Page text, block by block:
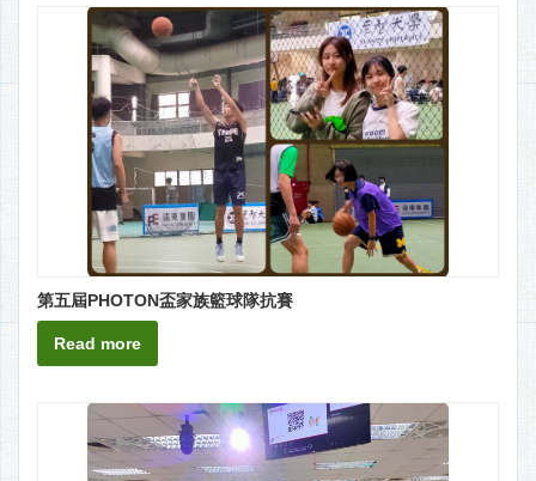
第五屆PHOTON盃家族籃球隊抗賽
Read more